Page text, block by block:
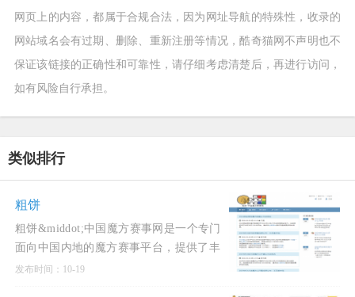
网页上的内容，都属于合规合法，因为网址导航的特殊性，收录的
网站域名会有过期、删除、重新注册等情况，酷奇猫网不声明也不
保证该链接的正确性和可靠性，请仔细考虑清楚后，再进行访问，
如有风险自行承担。
类似排行
粗饼
粗饼&middot;中国魔方赛事网是一个专门
面向中国内地的魔方赛事平台，提供了丰
富的功能和服务。该网站与世界魔方协会
发布时间：10-19